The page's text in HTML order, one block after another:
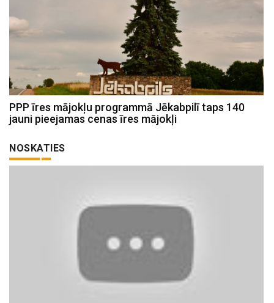
PPP īres mājokļu programmā Jēkabpilī taps 140
jauni pieejamas cenas īres mājokļi
NOSKATIES